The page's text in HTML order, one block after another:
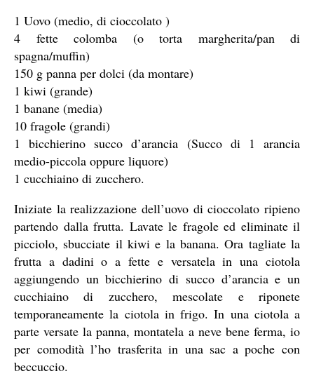
1 Uovo (medio, di cioccolato )
4 fette colomba (o torta margherita/pan di
spagna/muffin)
150 g panna per dolci (da montare)
1 kiwi (grande)
1 banane (media)
10 fragole (grandi)
1 bicchierino succo d’arancia (Succo di 1 arancia
medio-piccola oppure liquore)
1 cucchiaino di zucchero.
Iniziate la realizzazione dell’uovo di cioccolato ripieno
partendo dalla frutta. Lavate le fragole ed eliminate il
picciolo, sbucciate il kiwi e la banana. Ora tagliate la
frutta a dadini o a fette e versatela in una ciotola
aggiungendo un bicchierino di succo d’arancia e un
cucchiaino di zucchero, mescolate e riponete
temporaneamente la ciotola in frigo. In una ciotola a
parte versate la panna, montatela a neve bene ferma, io
per comodità l’ho trasferita in una sac a poche con
beccuccio.